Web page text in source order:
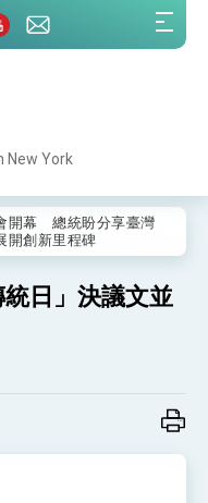
New York
交流合作
開幕 總統盼分享臺灣
開創新里程碑
產業展」預告短片，向
康的創新能量
話 強調臺灣人有權利
盼化分歧為團結、為
日」決議文並